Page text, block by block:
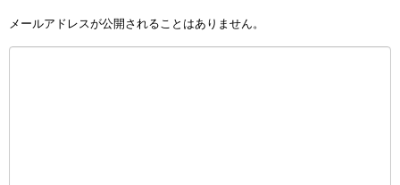
メールアドレスが公開されることはありません。